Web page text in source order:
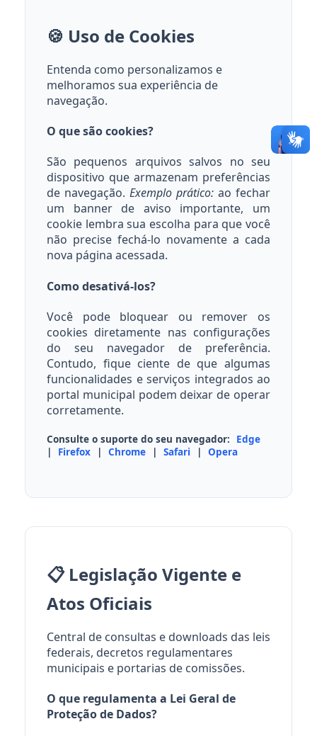
🍪 Uso de Cookies
Entenda como personalizamos e
melhoramos sua experiência de
navegação.
O que são cookies?
São pequenos arquivos salvos no seu
dispositivo que armazenam preferências
de navegação. Exemplo prático: ao fechar
um banner de aviso importante, um
cookie lembra sua escolha para que você
não precise fechá-lo novamente a cada
nova página acessada.
Como desativá-los?
Você pode bloquear ou remover os
cookies diretamente nas configurações
do seu navegador de preferência.
Contudo, fique ciente de que algumas
funcionalidades e serviços integrados ao
portal municipal podem deixar de operar
corretamente.
Consulte o suporte do seu navegador:
Edge
|
Firefox | Chrome | Safari | Opera
📋 Legislação Vigente e
Atos Oficiais
Central de consultas e downloads das leis
federais, decretos regulamentares
municipais e portarias de comissões.
O que regulamenta a Lei Geral de
Proteção de Dados?